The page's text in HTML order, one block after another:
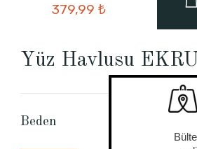
379,99 ₺
Yüz Havlusu EKRU
Beden